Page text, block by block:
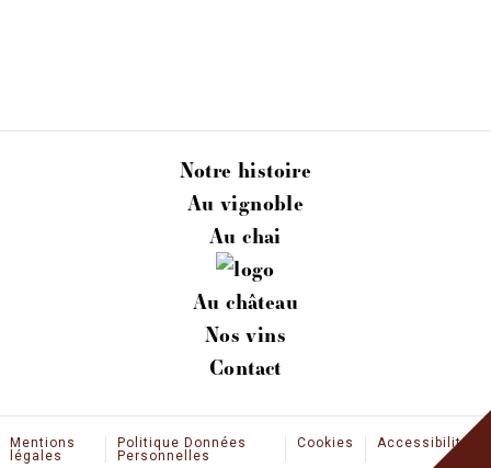
Notre histoire
Au vignoble
Au chai
Au château
Nos vins
Contact
Mentions
légales
Politique Données
Personnelles
Cookies Accessibilité